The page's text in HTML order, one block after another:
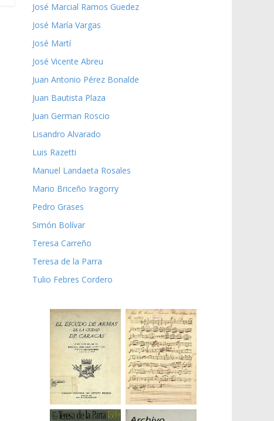
José Marcial Ramos Guedez
José María Vargas
José Martí
José Vicente Abreu
Juan Antonio Pérez Bonalde
Juan Bautista Plaza
Juan German Roscio
Lisandro Alvarado
Luis Razetti
Manuel Landaeta Rosales
Mario Briceño Iragorry
Pedro Grases
Simón Bolívar
Teresa Carreño
Teresa de la Parra
Tulio Febres Cordero